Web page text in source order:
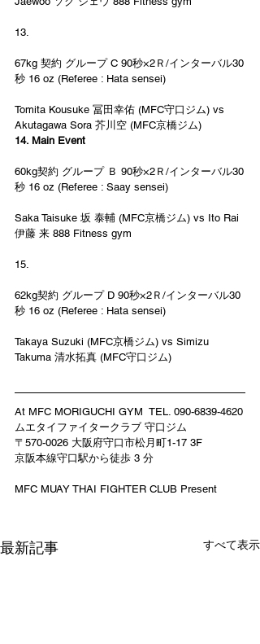
13.
67kg 契約 グループ C 90秒×2Ｒ/インターバル30
秒 16 oz (Referee : Hata sensei)
Tomita Kousuke 冨田幸佑 (MFC守口ジム) vs
Akutagawa Sora 芥川空 (MFC京橋ジム)
14. Main Event
60kg契約 グループ Ｂ 90秒×2Ｒ/インターバル30
秒 16 oz (Referee : Saay sensei)
Saka Taisuke 坂 泰輔 (MFC京橋ジム) vs Ito Rai
伊藤 来 888 Fitness gym
15.
62kg契約 グループ D 90秒×2Ｒ/インターバル30
秒 16 oz (Referee : Hata sensei)
Takaya Suzuki (MFC京橋ジム) vs Simizu
Takuma 清水拓真 (MFC守口ジム)
At MFC MORIGUCHI GYM  TEL. 090-6839-4620
ムエタイファイタークラブ 守口ジム
〒570-0026 大阪府守口市松月町1-17 3F
京阪本線守口駅から徒歩 3 分
MFC MUAY THAI FIGHTER CLUB Present
最新記事 すべて表示